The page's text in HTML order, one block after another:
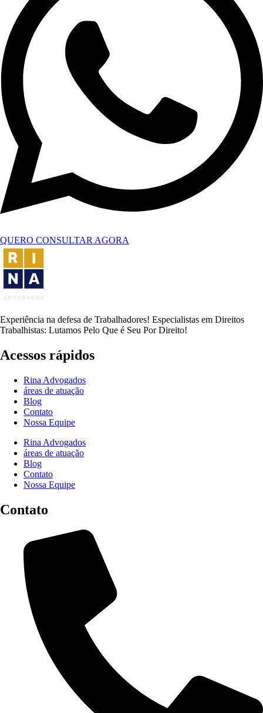
QUERO CONSULTAR AGORA
Experiência na defesa de Trabalhadores! Especialistas em Direitos
Trabalhistas: Lutamos Pelo Que é Seu Por Direito!
Acessos rápidos
Rina Advogados
áreas de atuação
Blog
Contato
Nossa Equipe
Rina Advogados
áreas de atuação
Blog
Contato
Nossa Equipe
Contato